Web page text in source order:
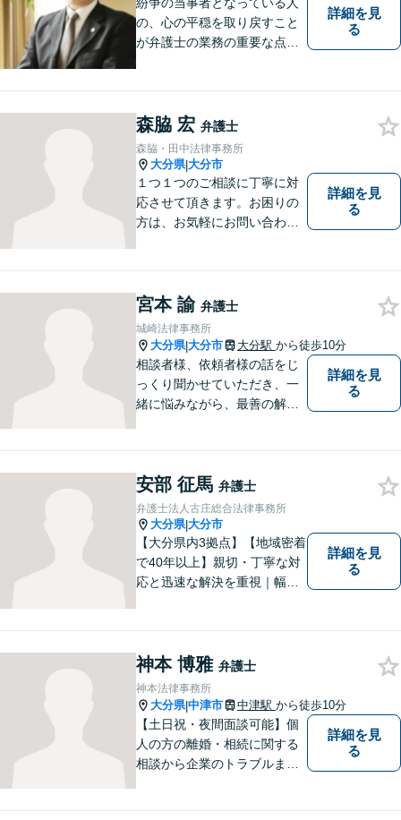
の、心の平穏を取り戻すこと
が弁護士の業務の重要な点と
詳細を見
る
森脇 宏 弁護士
森脇・田中法律事務所
大分県|大分市
１つ１つのご相談に丁寧に対
応させて頂きます。お困りの
方は、お気軽にお問い合わせ
詳細を見
る
宮本 諭 弁護士
城崎法律事務所
大分県|大分市 大分駅 から徒歩10分
相談者様、依頼者様の話をじ
っくり聞かせていただき、一
緒に悩みながら、最善の解決
詳細を見
る
安部 征馬 弁護士
弁護士法人古庄総合法律事務所
大分県|大分市
【大分県内3拠点】【地域密着
で40年以上】親切・丁寧な対
応と迅速な解決を重視｜幅広
【別府・杵築にも拠点】
詳細を見
る
神本 博雅 弁護士
神本法律事務所
大分県|中津市 中津駅 から徒歩10分
【土日祝・夜間面談可能】個
人の方の離婚・相続に関する
相談から企業のトラブルまで
詳細を見
る